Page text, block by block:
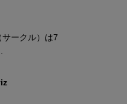
ークル）は7